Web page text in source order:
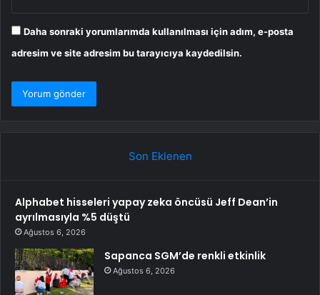
Daha sonraki yorumlarımda kullanılması için adım, e-posta
adresim ve site adresim bu tarayıcıya kaydedilsin.
Son Eklenen
Alphabet hisseleri yapay zeka öncüsü Jeff Dean’in
ayrılmasıyla %5 düştü
Ağustos 6, 2026
Sapanca SGM’de renkli etkinlik
Ağustos 6, 2026